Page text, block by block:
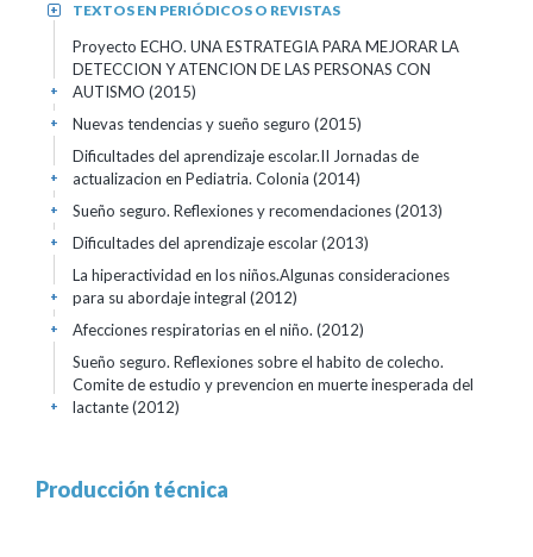
TEXTOS EN PERIÓDICOS O REVISTAS
+
Proyecto ECHO. UNA ESTRATEGIA PARA MEJORAR LA
DETECCION Y ATENCION DE LAS PERSONAS CON
AUTISMO (2015)
+
Nuevas tendencias y sueño seguro (2015)
+
Dificultades del aprendizaje escolar.II Jornadas de
actualizacion en Pediatria. Colonia (2014)
+
Sueño seguro. Reflexiones y recomendaciones (2013)
+
Dificultades del aprendizaje escolar (2013)
+
La hiperactividad en los niños.Algunas consideraciones
para su abordaje integral (2012)
+
Afecciones respiratorias en el niño. (2012)
+
Sueño seguro. Reflexiones sobre el habito de colecho.
Comite de estudio y prevencion en muerte inesperada del
lactante (2012)
+
Producción técnica